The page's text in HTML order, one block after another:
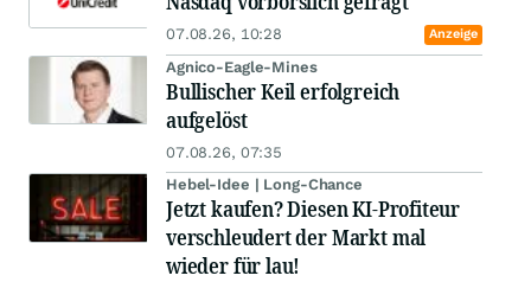
07.08.26, 10:28 Anzeige
Agnico-Eagle-Mines
Bullischer Keil erfolgreich
aufgelöst
07.08.26, 07:35
Hebel-Idee | Long-Chance
Jetzt kaufen? Diesen KI-Profiteur
verschleudert der Markt mal
wieder für lau!